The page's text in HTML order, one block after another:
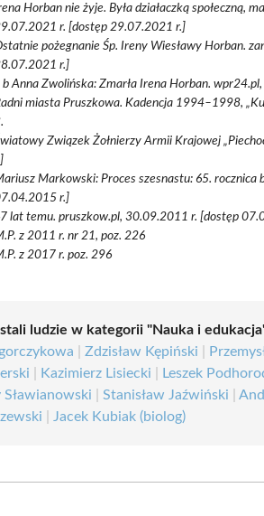
Horban nie żyje. Była działaczką społeczną,
r. [dostęp 29.07.2021 r.]
pożegnanie Śp. Ireny Wiesławy Horban.
r.]
b Anna Zwolińska: Zmarła Irena Horban.
miasta Pruszkowa. Kadencja 1994–1998,
Związek Żołnierzy Armii Krajowej
Markowski: Proces szesnastu: 65.
r.]
lat temu. pruszkow.pl, 30.09.2011 r. [dostęp
z 2011 r. nr 21, poz. 226
z 2017 r. poz. 296
ludzie w kategorii "Nauka i
|Zdzisław Kępiński
Kazimierz Lisiecki Leszek
Sławianowski |Stanisław Jaźwiński |
Jacek Kubiak (biolog)